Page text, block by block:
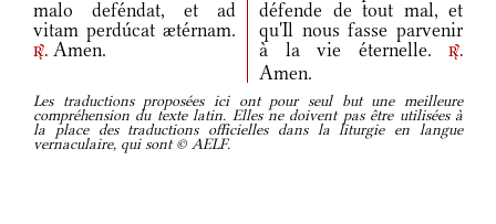
malo deféndat, et ad
vitam perdúcat ætérnam.
r. Amen.
défende de tout mal, et
qu'Il nous fasse parvenir
à la vie éternelle.
r.
Amen.
Les traductions proposées ici ont pour seul but une meilleure
compréhension du texte latin. Elles ne doivent pas être utilisées à
la place des traductions officielles dans la liturgie en langue
vernaculaire, qui sont © AELF.